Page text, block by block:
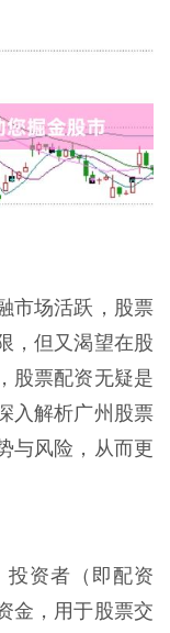
市场活跃，股票
，但又渴望在股
股票配资无疑是
入解析广州股票
与风险，从而更
投资者（即配资
金，用于股票交